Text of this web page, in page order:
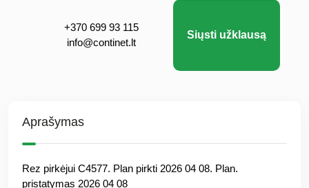
+370 699 93 115
info@continet.lt
Siųsti užklausą
Aprašymas
Rez pirkėjui C4577. Plan pirkti 2026 04 08. Plan.
pristatymas 2026 04 08